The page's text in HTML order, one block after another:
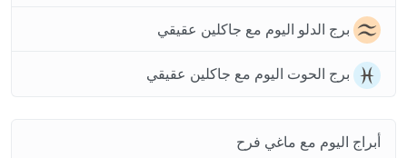
برج الدلو اليوم مع جاكلين عقيقي
برج الحوت اليوم مع جاكلين عقيقي
أبراج اليوم مع ماغي فرح